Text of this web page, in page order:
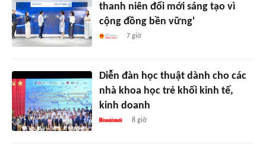
thanh niên đổi mới sáng tạo vì
cộng đồng bền vững'
7 giờ
Diễn đàn học thuật dành cho các
nhà khoa học trẻ khối kinh tế,
kinh doanh
8 giờ